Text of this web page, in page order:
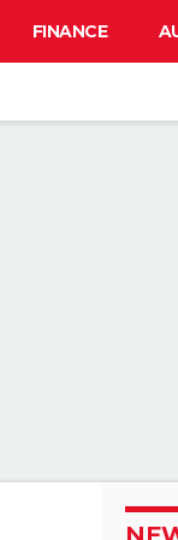
FINANCE